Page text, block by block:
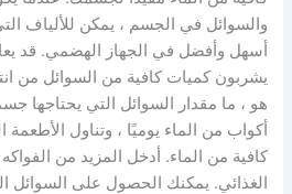
والسوائل في الجسم ، يمكن للألياف
أسهل وأفضل في الجهاز الهضمي. قد
يشربون كميات كافية من السوائل من
أكواب من الماء يوميًا ، وتناول
كافية من الماء. أدخل المزيد من
الغذائي. يمكنك الحصول على السوائل